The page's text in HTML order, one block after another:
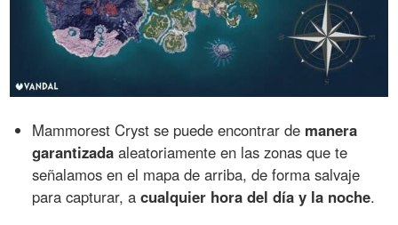
Mammorest Cryst se puede encontrar de manera
garantizada aleatoriamente en las zonas que te
señalamos en el mapa de arriba, de forma salvaje
para capturar, acualquier hora del día y la noche.